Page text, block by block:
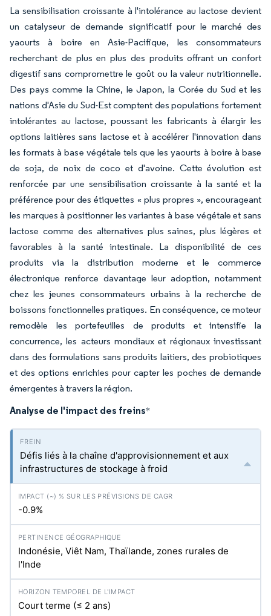
La sensibilisation croissante à l'intolérance au lactose devient
un catalyseur de demande significatif pour le marché des
yaourts à boire en Asie-Pacifique, les consommateurs
recherchant de plus en plus des produits offrant un confort
digestif sans compromettre le goût ou la valeur nutritionnelle.
Des pays comme la Chine, le Japon, la Corée du Sud et les
nations d'Asie du Sud-Est comptent des populations fortement
intolérantes au lactose, poussant les fabricants à élargir les
options laitières sans lactose et à accélérer l'innovation dans
les formats à base végétale tels que les yaourts à boire à base
de soja, de noix de coco et d'avoine. Cette évolution est
renforcée par une sensibilisation croissante à la santé et la
préférence pour des étiquettes « plus propres », encourageant
les marques à positionner les variantes à base végétale et sans
lactose comme des alternatives plus saines, plus légères et
favorables à la santé intestinale. La disponibilité de ces
produits via la distribution moderne et le commerce
électronique renforce davantage leur adoption, notamment
chez les jeunes consommateurs urbains à la recherche de
boissons fonctionnelles pratiques. En conséquence, ce moteur
remodèle les portefeuilles de produits et intensifie la
concurrence, les acteurs mondiaux et régionaux investissant
dans des formulations sans produits laitiers, des probiotiques
et des options enrichies pour capter les poches de demande
émergentes à travers la région.
Analyse de l'impact des freins*
Défis liés à la chaîne d'approvisionnement et aux
infrastructures de stockage à froid
-0.9%
Indonésie, Viêt Nam, Thaïlande, zones rurales de
l'Inde
Court terme (≤ 2 ans)